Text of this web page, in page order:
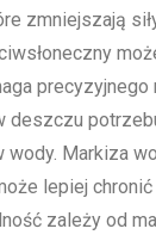
zmniejszają
precyzyjnego
deszczu
wody. Markiza
lepiej
zależy od